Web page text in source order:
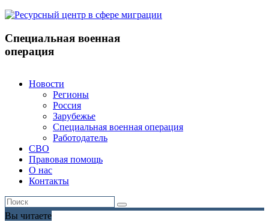
Специальная военная
операция
Новости
Регионы
Россия
Зарубежье
Специальная военная операция
Работодатель
СВО
Правовая помощь
О нас
Контакты
Вы читаете